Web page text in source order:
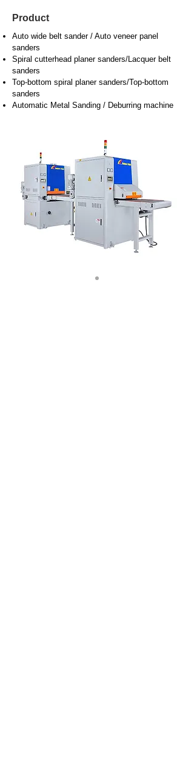
Product
Auto wide belt sander / Auto veneer panel
sanders
Spiral cutterhead planer sanders/Lacquer belt
sanders
Top-bottom spiral planer sanders/Top-bottom
sanders
Automatic Metal Sanding / Deburring machine